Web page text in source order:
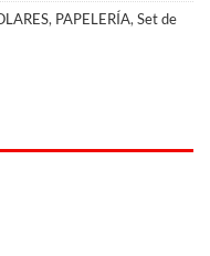
, PAPELERÍA, Set de